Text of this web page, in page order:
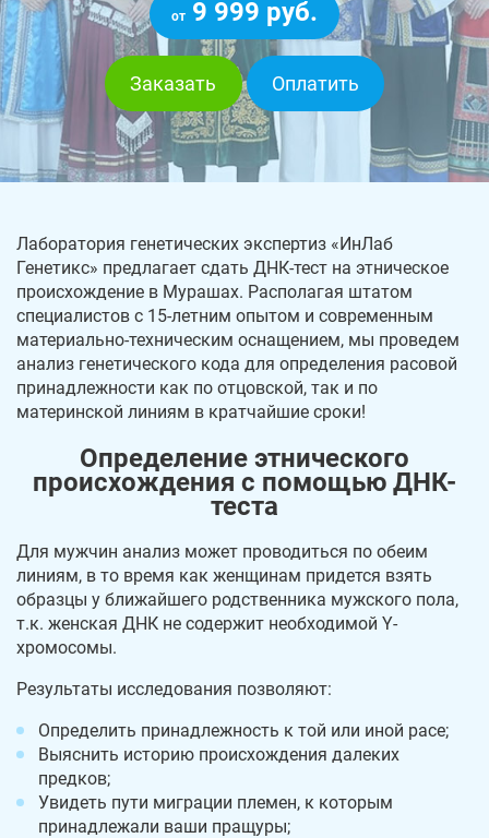
от 9 999 руб.
Заказать Оплатить
Лаборатория генетических экспертиз «ИнЛаб
Генетикс» предлагает сдать ДНК-тест на этническое
происхождение в Мурашах. Располагая штатом
специалистов с 15-летним опытом и современным
материально-техническим оснащением, мы проведем
анализ генетического кода для определения расовой
принадлежности как по отцовской, так и по
материнской линиям в кратчайшие сроки!
Определение этнического
происхождения с помощью ДНК-
теста
Для мужчин анализ может проводиться по обеим
линиям, в то время как женщинам придется взять
образцы у ближайшего родственника мужского пола,
т.к. женская ДНК не содержит необходимой Y-
хромосомы.
Результаты исследования позволяют:
Определить принадлежность к той или иной расе;
Выяснить историю происхождения далеких
предков;
Увидеть пути миграции племен, к которым
принадлежали ваши пращуры;